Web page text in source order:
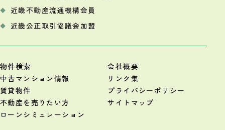
近畿不動産流通機構会員
近畿公正取引協議会加盟
物件検索
中古マンション情報
賃貸物件
不動産を売りたい方
ローンシミュレーション
会社概要
リンク集
プライバシーポリシー
サイトマップ